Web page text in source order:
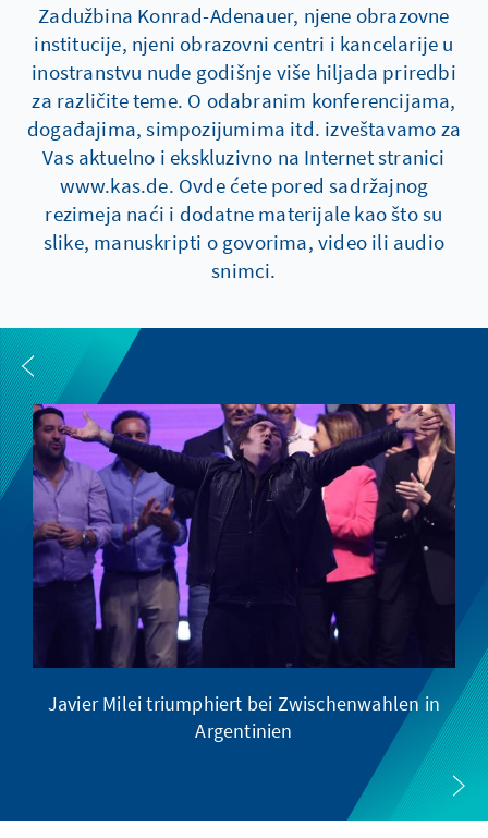
Zadužbina Konrad-Adenauer, njene obrazovne
institucije, njeni obrazovni centri i kancelarije u
inostranstvu nude godišnje više hiljada priredbi
za različite teme. O odabranim konferencijama,
događajima, simpozijumima itd. izveštavamo za
Vas aktuelno i ekskluzivno na Internet stranici
www.kas.de. Ovde ćete pored sadržajnog
rezimeja naći i dodatne materijale kao što su
slike, manuskripti o govorima, video ili audio
snimci.
Javier Milei triumphiert bei Zwischenwahlen in
Argentinien